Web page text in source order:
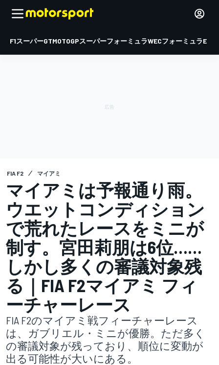
F1スーパーGTMOTOGPスーパーフォーミュラWECフォーミュラE
FIA F2 マイアミ
マイアミは予報通り雨。
ウエットコンディション
で荒れたレースをミニが
制す。宮田莉朋は6位……
しかし多くの審議対象残
る｜FIA F2マイアミ フィ
ーチャーレース
FIA F2のマイアミ戦フィーチャーレース
は、ガブリエル・ミニが優勝。ただ多く
の審議対象が残っており、順位に変動が
出る可能性が大いにある。